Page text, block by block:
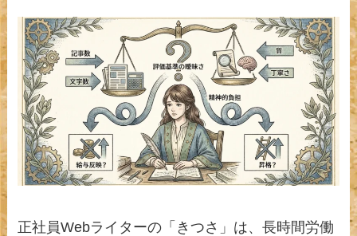
正社員Webライターの「きつさ」は、長時間労働